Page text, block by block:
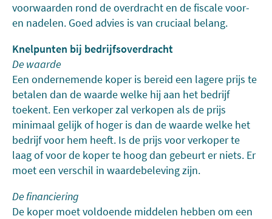
voorwaarden rond de overdracht en de fiscale voor-
en nadelen. Goed advies is van cruciaal belang.
Knelpunten bij bedrijfsoverdracht
De waarde
Een ondernemende koper is bereid een lagere prijs te
betalen dan de waarde welke hij aan het bedrijf
toekent. Een verkoper zal verkopen als de prijs
minimaal gelijk of hoger is dan de waarde welke het
bedrijf voor hem heeft. Is de prijs voor verkoper te
laag of voor de koper te hoog dan gebeurt er niets. Er
moet een verschil in waardebeleving zijn.
De financiering
De koper moet voldoende middelen hebben om een